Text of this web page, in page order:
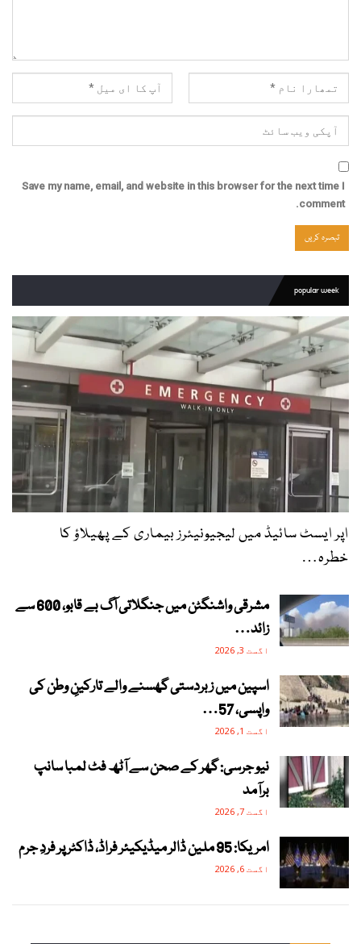
Save my name, email, and website in this browser for the next time I
comment.
popular week
اپر ایسٹ سائیڈ میں لیجیونیئرز بیماری کے پھیلاؤ کا
خطرہ…
مشرقی واشنگٹن میں جنگلاتی آگ بے قابو، 600 سے
زائد…
اگست 3, 2026
اسپین میں زبردستی گھسنے والے تارکینِ وطن کی
واپسی، 57…
اگست 1, 2026
نیو جرسی: گھر کے صحن سے آٹھ فٹ لمبا سانپ
برآمد
اگست 7, 2026
امریکا: 95 ملین ڈالر میڈیکیئر فراڈ، ڈاکٹر پر فردِ جرم
اگست 6, 2026